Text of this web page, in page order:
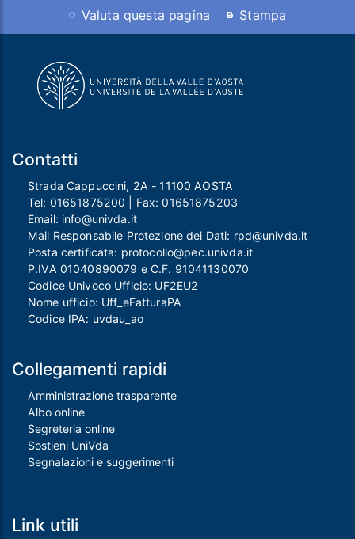
Valuta questa pagina Stampa
Contatti
Strada Cappuccini, 2A - 11100 AOSTA
Tel: 01651875200 | Fax:01651875203
Email: info@univda.it
Mail Responsabile Protezione dei Dati: rpd@univda.it
Posta certificata: protocollo@pec.univda.it
P.IVA 01040890079 e C.F. 91041130070
Codice Univoco Ufficio: UF2EU2
Nome ufficio: Uff_eFatturaPA
Codice IPA: uvdau_ao
Collegamenti rapidi
Amministrazione trasparente
Albo online
Segreteria online
Sostieni UniVda
Segnalazioni e suggerimenti
Link utili